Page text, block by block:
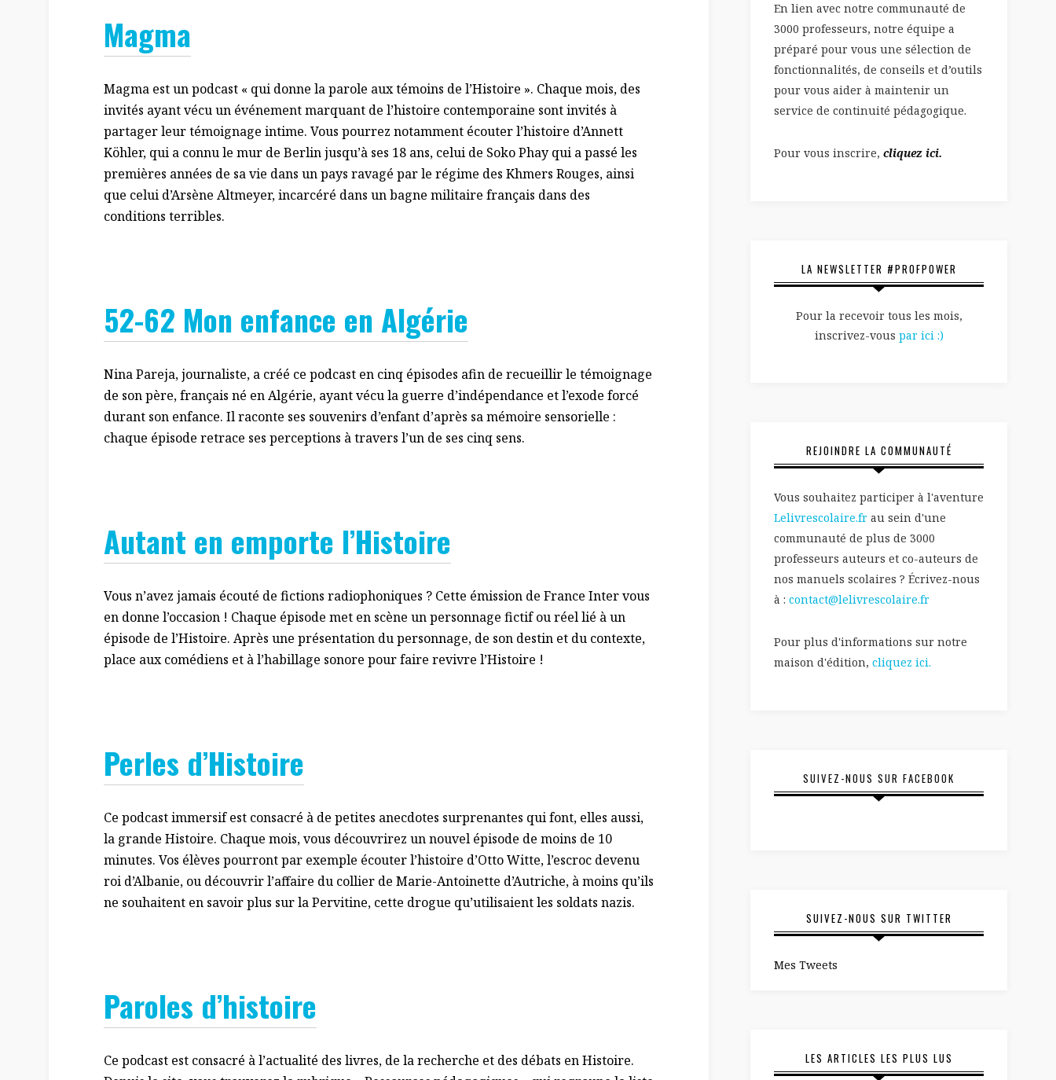
Magma
Magma est un podcast « qui donne la parole aux témoins de l’Histoire ». Chaque mois, des
invités ayant vécu un événement marquant de l’histoire contemporaine sont invités à
partager leur témoignage intime. Vous pourrez notamment écouter l’histoire d’Annett
Köhler, qui a connu le mur de Berlin jusqu’à ses 18 ans, celui de Soko Phay qui a passé les
premières années de sa vie dans un pays ravagé par le régime des Khmers Rouges, ainsi
que celui d’Arsène Altmeyer, incarcéré dans un bagne militaire français dans des
conditions terribles.
52-62 Mon enfance en Algérie
Nina Pareja, journaliste, a créé ce podcast en cinq épisodes afin de recueillir le témoignage
de son père, français né en Algérie, ayant vécu la guerre d’indépendance et l’exode forcé
durant son enfance. Il raconte ses souvenirs d’enfant d’après sa mémoire sensorielle :
chaque épisode retrace ses perceptions à travers l’un de ses cinq sens.
Autant en emporte l’Histoire
Vous n’avez jamais écouté de fictions radiophoniques ? Cette émission de France Inter vous
en donne l’occasion ! Chaque épisode met en scène un personnage fictif ou réel lié à un
épisode de l’Histoire. Après une présentation du personnage, de son destin et du contexte,
place aux comédiens et à l’habillage sonore pour faire revivre l’Histoire !
Perles d’Histoire
Ce podcast immersif est consacré à de petites anecdotes surprenantes qui font, elles aussi,
la grande Histoire. Chaque mois, vous découvrirez un nouvel épisode de moins de 10
minutes. Vos élèves pourront par exemple écouter l’histoire d’Otto Witte, l’escroc devenu
roi d’Albanie, ou découvrir l’affaire du collier de Marie-Antoinette d’Autriche, à moins qu’ils
ne souhaitent en savoir plus sur la Pervitine, cette drogue qu’utilisaient les soldats nazis.
Paroles d’histoire
Ce podcast est consacré à l’actualité des livres, de la recherche et des débats en Histoire.
En lien avec notre communauté de
3000 professeurs, notre équipe a
préparé pour vous une sélection de
fonctionnalités, de conseils et d’outils
pour vous aider à maintenir un
service de continuité pédagogique.
Pour vous inscrire, cliquez ici.
LA NEWSLETTER #PROFPOWER
Pour la recevoir tous les mois,
inscrivez-vous par ici :)
REJOINDRE LA COMMUNAUTÉ
Vous souhaitez participer à l'aventure
Lelivrescolaire.fr au sein d'une
communauté de plus de 3000
professeurs auteurs et co-auteurs de
nos manuels scolaires ? Écrivez-nous
à : contact@lelivrescolaire.fr
Pour plus d'informations sur notre
maison d'édition, cliquez ici.
SUIVEZ-NOUS SUR FACEBOOK
SUIVEZ-NOUS SUR TWITTER
Mes Tweets
LES ARTICLES LES PLUS LUS